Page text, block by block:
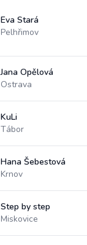
Eva Stará
Pelhřimov
Jana Opělová
Ostrava
KuLi
Tábor
Hana Šebestová
Krnov
Step by step
Miskovice